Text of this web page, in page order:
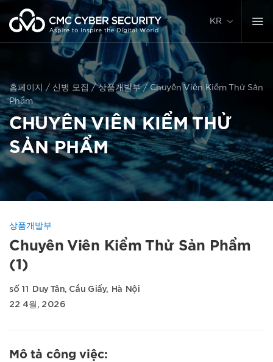
뛰
기
KR
홈페이지 / 신병 모집 /상품개발부/Chuyên Viên Kiểm Thử Sản
Phẩm
CHUYÊN VIÊN KIỂM THỬ
SẢN PHẨM
상품개발부
Chuyên Viên Kiểm Thử Sản Phẩm
(1)
số 11 Duy Tân, Cầu Giấy, Hà Nội
22 4월, 2026
Mô tả công việc: